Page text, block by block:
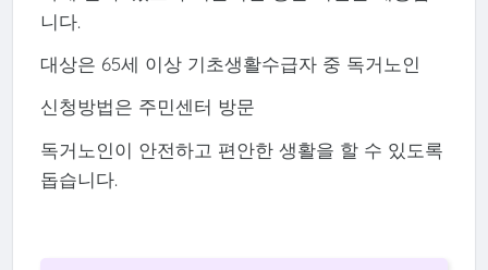
니다.
대상은 65세 이상 기초생활수급자 중 독거노인
신청방법은 주민센터 방문
독거노인이 안전하고 편안한 생활을 할 수 있도록
돕습니다.